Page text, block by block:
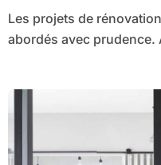
Les projets de rénovation domiciliaire doivent être
abordés avec prudence.